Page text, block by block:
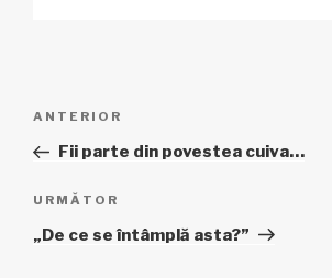
articole
Articol
anterior
ANTERIOR
Fii parte din povestea cuiva…
Articolul
următor
URMĂTOR
„De ce se întâmplă asta?”